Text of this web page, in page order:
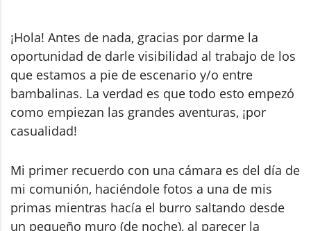
¡Hola! Antes de nada, gracias por darme la
oportunidad de darle visibilidad al trabajo de los
que estamos a pie de escenario y/o entre
bambalinas. La verdad es que todo esto empezó
como empiezan las grandes aventuras, ¡por
casualidad!
Mi primer recuerdo con una cámara es del día de
mi comunión, haciéndole fotos a una de mis
primas mientras hacía el burro saltando desde
un pequeño muro (de noche), al parecer la